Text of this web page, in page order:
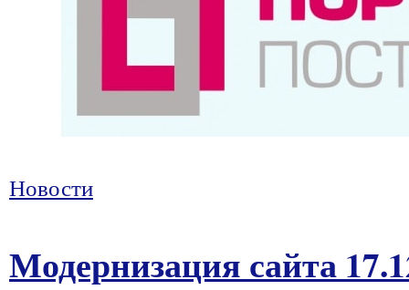
Новости
Модернизация сайта